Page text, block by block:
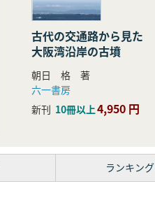
古代の交通路から見た
大阪湾沿岸の古墳
朝日 格 著
六一書房
新刊 10冊以上4,950 円
ランキング